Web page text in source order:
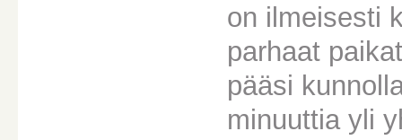
on ilmeisesti
parhaat
pääsi
minuuttia yli